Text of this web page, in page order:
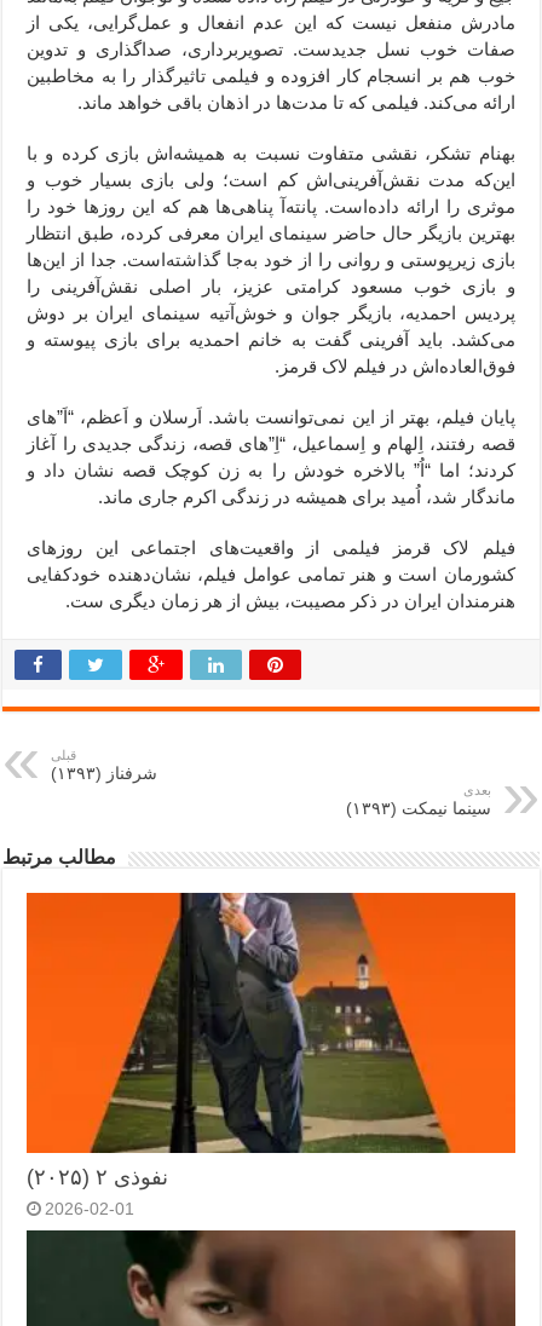
مادرش منفعل نیست که این عدم انفعال و عمل‌گرایی، یکی از
صفات خوب نسل جدیدست. تصویربرداری، صداگذاری و تدوین
خوب هم بر انسجام کار افزوده و فیلمی تاثیرگذار را به مخاطبین
ارائه می‌کند. فیلمی که تا مدت‌ها در اذهان باقی خواهد ماند.
بهنام تشکر، نقشی متفاوت نسبت به همیشه‌اش بازی کرده و با
این‌که مدت نقش‌آفرینی‌اش کم است؛ ولی بازی بسیار خوب و
موثری را ارائه داده‌است. پانته‌آ پناهی‌ها هم که این روزها خود را
بهترین بازیگر حال حاضر سینمای ایران معرفی کرده، طبق انتظار
بازی زیرپوستی و روانی را از خود به‌جا گذاشته‌است. جدا از این‌ها
و بازی خوب مسعود کرامتی عزیز، بار اصلی نقش‌آفرینی را
پردیس احمدیه، بازیگر جوان و خوش‌آتیه سینمای ایران بر دوش
می‌کشد. باید آفرینی گفت به خانم احمدیه برای بازی پیوسته و
فوق‌العاده‌اش در فیلم لاک قرمز.
پایان فیلم، بهتر از این نمی‌توانست باشد. اَرسلان و اَعظم، “اَ”های
قصه رفتند، اِلهام و اِسماعیل، “اِ”های قصه، زندگی جدیدی را آغاز
کردند؛ اما “اُ” بالاخره خودش را به زن کوچک قصه نشان داد و
ماندگار شد، اُمید برای همیشه در زندگی اکرم جاری ماند.
فیلم لاک قرمز فیلمی از واقعیت‌های اجتماعی این روزهای
کشورمان است و هنر تمامی عوامل فیلم، نشان‌دهنده خودکفایی
هنرمندان ایران در ذکر مصیبت، بیش از هر زمان دیگری ست.
قبلی
شرفناز (۱۳۹۳)
بعدی
سینما نیمکت (۱۳۹۳)
مطالب مرتبط
نفوذی ۲ (۲۰۲۵)
2026-02-01